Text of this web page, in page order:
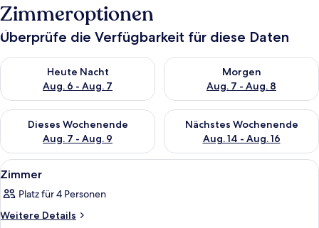
Zimmeroptionen
Überprüfe die Verfügbarkeit für diese Daten
Heute Nacht
Aug. 6 - Aug. 7
Überprüfe die Verfügbarkeit für heute Nacht, Aug. 6 - Aug. 7.
Morgen
Aug. 7 - Aug. 8
Überprüfe die Verfügbarkeit
Dieses Wochenende
Aug. 7 - Aug. 9
Überprüfe die Verfügbarkeit für dieses Wochenende, Aug. 7
Nächstes Wochenende
Aug. 14 - Aug. 16
Überprüfe die Verfügbarkeit
Alle
Fotos
für
Zimmer
Ein Hotelzimmer mit einem großen
4
Zimmer
Platz für 4 Personen
Weitere Details
Weitere